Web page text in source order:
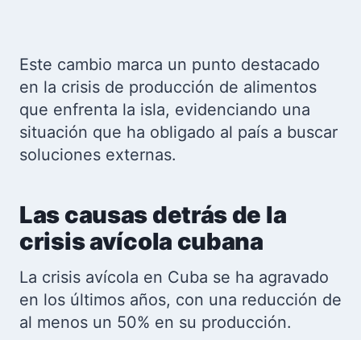
Este cambio marca un punto destacado
en la crisis de producción de alimentos
que enfrenta la isla, evidenciando una
situación que ha obligado al país a buscar
soluciones externas.
Las causas detrás de la
crisis avícola cubana
La crisis avícola en Cuba se ha agravado
en los últimos años, con una reducción de
al menos un 50% en su producción.